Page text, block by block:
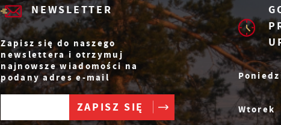
NEWSLETTER
Zapisz się do naszego
newslettera i otrzymuj
najnowsze wiadomości na
podany adres e-mail
Wtorek